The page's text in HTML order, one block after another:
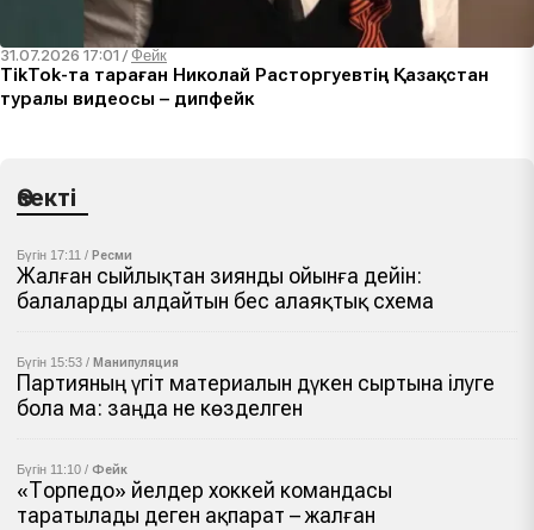
31.07.2026 17:01 /Фейк
TikTok-та тараған Николай Расторгуевтің Қазақстан
туралы видеосы – дипфейк
Өзекті
Бүгін 17:11 / Ресми
Жалған сыйлықтан зиянды ойынға дейін:
балаларды алдайтын бес алаяқтық схема
Бүгін 15:53 / Манипуляция
Партияның үгіт материалын дүкен сыртына ілуге
бола ма: заңда не көзделген
Бүгін 11:10 / Фейк
«Торпедо» әйелдер хоккей командасы
таратылады деген ақпарат – жалған